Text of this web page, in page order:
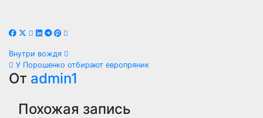
Навигация
по
записям
Внутри вождя
У Порошенко отбирают европряник
От admin1
Похожая запись